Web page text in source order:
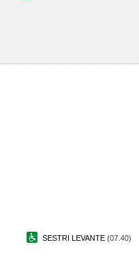
SESTRI LEVANTE (07.40)